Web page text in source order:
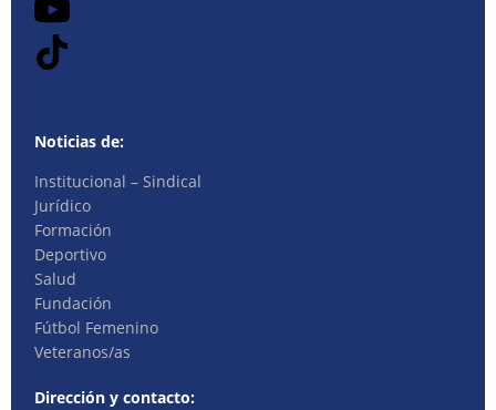
Noticias de:
Institucional – Sindical
Jurídico
Formación
Deportivo
Salud
Fundación
Fútbol Femenino
Veteranos/as
Dirección y contacto: